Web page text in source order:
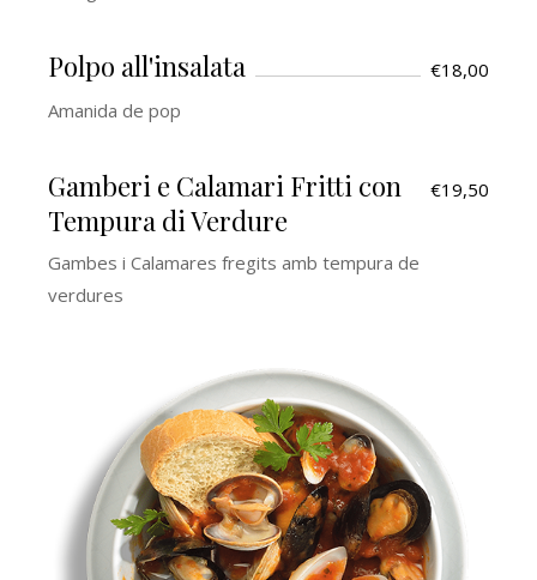
Polpo all'insalata
€18,00
Amanida de pop
Gamberi e Calamari Fritti con
Tempura di Verdure
€19,50
Gambes i Calamares fregits amb tempura de
verdures